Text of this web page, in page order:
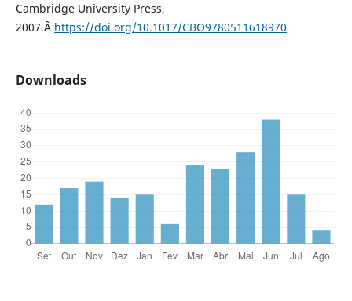
Cambridge University Press,
2007.Â https://doi.org/10.1017/CBO9780511618970
Downloads